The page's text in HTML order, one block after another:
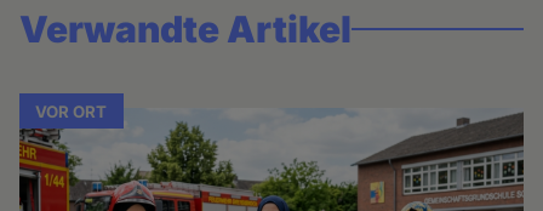
Verwandte Artikel
VOR ORT